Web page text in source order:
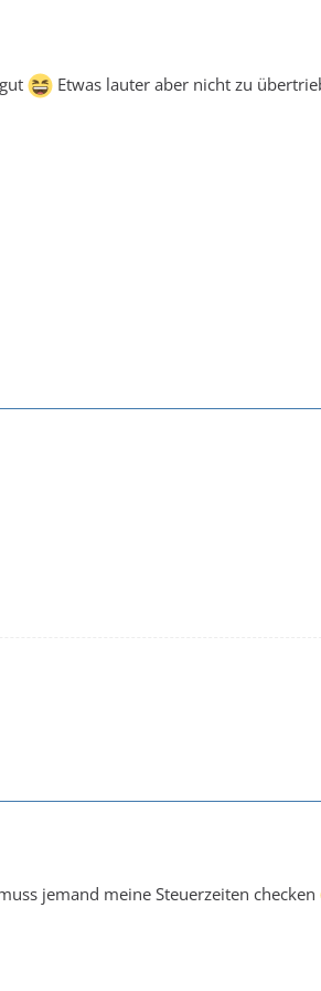
Etwas lauter aber nicht zu
jemand meine Steuerzeiten checken